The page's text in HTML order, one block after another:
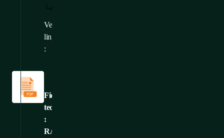
Versions
linguistiques
:
Fiche
technique
:
RAMOS
Fiches
techniques